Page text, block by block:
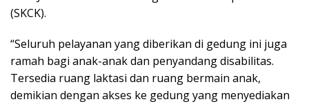
(SKCK).
“Seluruh pelayanan yang diberikan di gedung ini juga
ramah bagi anak-anak dan penyandang disabilitas.
Tersedia ruang laktasi dan ruang bermain anak,
demikian dengan akses ke gedung yang menyediakan